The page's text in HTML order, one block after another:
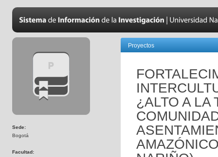
Sede:
Bogotá
Facultad:
Proyectos
¿ALTO A LA